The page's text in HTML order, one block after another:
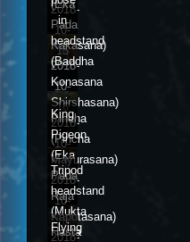
2018-
10-
15
(Eka
Pada
Kakasana)
2018-
10-
16
in
headstand
(Baddha
Konasana
Shirshasana)
2018-
10-
17
Pincha
(Pincha
Mayurasana)
2018-
10-
18
King
Pigeon
(Eka
Pada
Raja
Kapotasana)
2018-
Tripod
headstand
(Mukta
Hasta
Flying